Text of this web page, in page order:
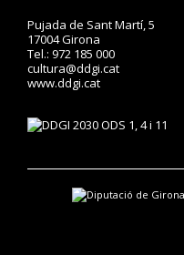
Pujada de Sant Martí, 5
17004 Girona
Tel.: 972 185 000
cultura@ddgi.cat
www.ddgi.cat